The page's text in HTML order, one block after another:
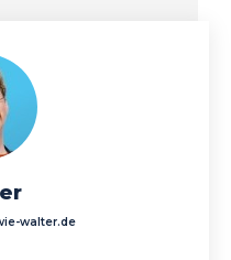
walter.de